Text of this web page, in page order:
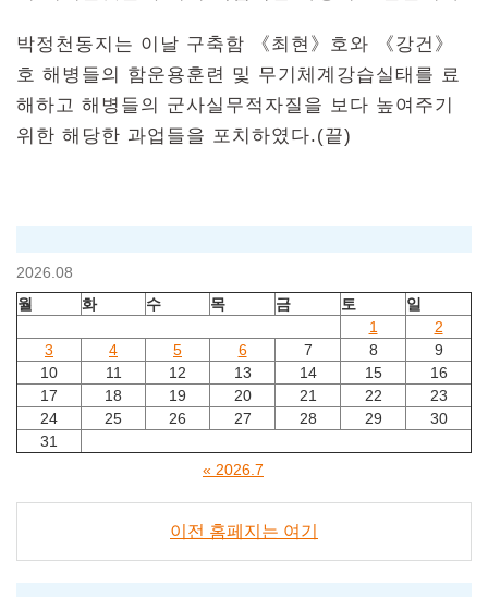
박정천동지는 이날 구축함 《최현》호와 《강건》
호 해병들의 함운용훈련 및 무기체계강습실태를 료
해하고 해병들의 군사실무적자질을 보다 높여주기
위한 해당한 과업들을 포치하였다.(끝)
2026.08
월
화 수 목 금 토
일
1
2
3
4 5 6 7 8
9
10
11 12 13 14 15
16
17
18 19 20 21 22
23
24
25 26 27 28 29
30
31
« 2026.7
이전 홈페지는 여기